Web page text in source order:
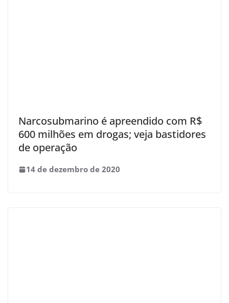
Narcosubmarino é apreendido com R$
600 milhões em drogas; veja bastidores
de operação
14 de dezembro de 2020